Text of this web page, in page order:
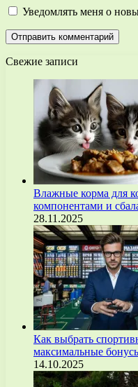
Уведомлять меня о
Свежие записи
Влажные корма для
компонентами и
28.11.2025
Как выбрать
максимальные
14.10.2025